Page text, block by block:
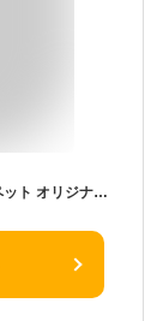
カーステッカー 犬 【Mサイズ】 ダスティカラー ペット オリジナル ステッカー 車 ペットステッカー 車用ステッカー 車のステッカー ボディステッカー かわいい 屋外 おしゃれ オーダー 名前 シール 可愛い 転写式 プレゼント 猫 うさぎ 鳥 ハムスター 小動物